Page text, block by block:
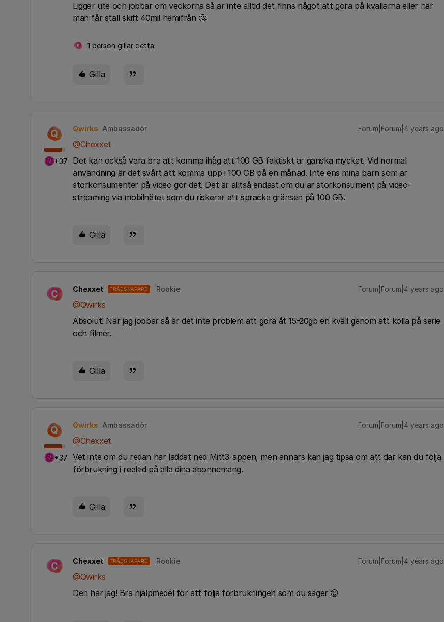
Ligger ute och jobbar om veckorna så är inte alltid det finns något att göra på kvällarna eller när
man får ställ skift 40mil hemifrån 🙄
P 1 person gillar detta
Gilla
Q
+37
Qwirks Ambassadör Forum|Forum|4 years ago
@Chexxet
Det kan också vara bra att komma ihåg att 100 GB faktiskt är ganska mycket. Vid normal
användning är det svårt att komma upp i 100 GB på en månad. Inte ens mina barn som är
storkonsumenter på video gör det. Det är alltså endast om du är storkonsument på video-
streaming via mobilnätet som du riskerar att spräcka gränsen på 100 GB.
Gilla
C Chexxet TRÅDSKAPARE Rookie Forum|Forum|4 years ago
@Qwirks
Absolut! När jag jobbar så är det inte problem att göra åt 15-20gb en kväll genom att kolla på serie
och filmer.
Gilla
Q
+37
Qwirks Ambassadör Forum|Forum|4 years ago
@Chexxet
Vet inte om du redan har laddat ned Mitt3-appen, men annars kan jag tipsa om att där kan du följa
förbrukning i realtid på alla dina abonnemang.
Gilla
C Chexxet TRÅDSKAPARE Rookie Forum|Forum|4 years ago
@Qwirks
Den har jag! Bra hjälpmedel för att följa förbrukningen som du säger 😊